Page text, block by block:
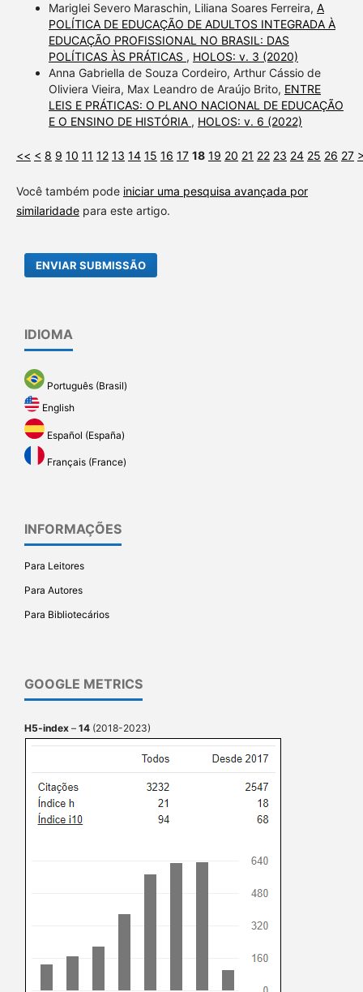
Mariglei Severo Maraschin, Liliana Soares Ferreira, A
POLÍTICA DE EDUCAÇÃO DE ADULTOS INTEGRADA À
EDUCAÇÃO PROFISSIONAL NO BRASIL: DAS
POLÍTICAS ÀS PRÁTICAS , HOLOS: v. 3 (2020)
Anna Gabriella de Souza Cordeiro, Arthur Cássio de
Oliviera Vieira, Max Leandro de Araújo Brito, ENTRE
LEIS E PRÁTICAS: O PLANO NACIONAL DE EDUCAÇÃO
E O ENSINO DE HISTÓRIA , HOLOS: v. 6 (2022)
<< < 8 9 10 11 12 13 14 15 16 17 18 19 20 21 22 23 24 25 26 27
Você também pode iniciar uma pesquisa avançada por
similaridadepara este artigo.
ENVIAR SUBMISSÃO
IDIOMA
Português (Brasil)
English
Español (España)
Français (France)
INFORMAÇÕES
Para Leitores
Para Autores
Para Bibliotecários
GOOGLE METRICS
H5-index – 14 (2018-2023)